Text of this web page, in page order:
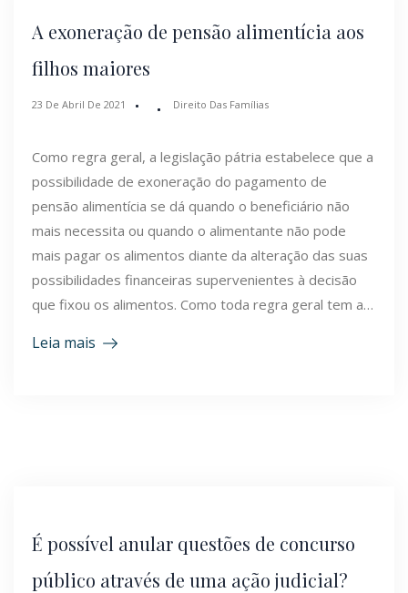
A exoneração de pensão alimentícia aos
filhos maiores
23 De Abril De 2021 Direito Das Famílias
Como regra geral, a legislação pátria estabelece que a
possibilidade de exoneração do pagamento de
pensão alimentícia se dá quando o beneficiário não
mais necessita ou quando o alimentante não pode
mais pagar os alimentos diante da alteração das suas
possibilidades financeiras supervenientes à decisão
que fixou os alimentos. Como toda regra geral tem a…
Leia mais
É possível anular questões de concurso
público através de uma ação judicial?